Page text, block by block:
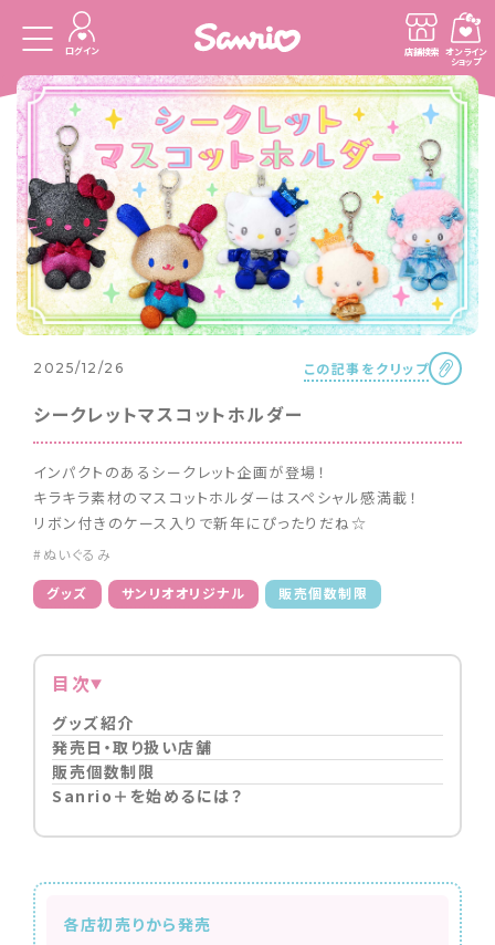
ログイン 店舗検索 オンライン
ショップ
2025/12/26 この記事をクリップ
シークレットマスコットホルダー
インパクトのあるシークレット企画が登場！
キラキラ素材のマスコットホルダーはスペシャル感満載！
リボン付きのケース入りで新年にぴったりだね☆
#ぬいぐるみ
グッズ サンリオオリジナル 販売個数制限
目次
グッズ紹介
発売日・取り扱い店舗
販売個数制限
Sanrio＋を始めるには？
各店初売りから発売